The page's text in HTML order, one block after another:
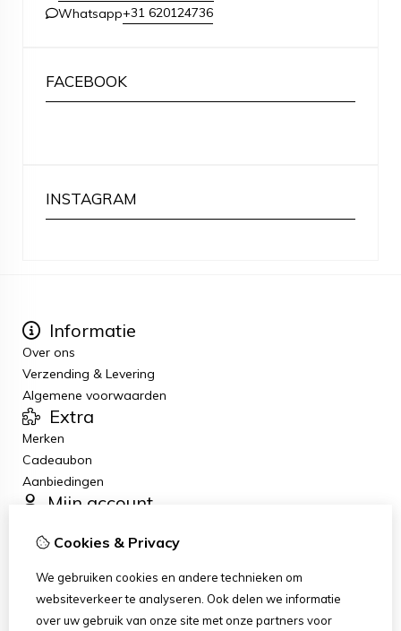
Whatsapp+31 620124736
FACEBOOK
INSTAGRAM
Informatie
Over ons
Verzending & Levering
Algemene voorwaarden
Extra
Merken
Cadeaubon
Aanbiedingen
Mijn account
Bestelhistorie
Nieuwsbrief
Klantenservice
Cookies & Privacy
We gebruiken cookies en andere technieken om
websiteverkeer te analyseren. Ook delen we informatie
over uw gebruik van onze site met onze partners voor